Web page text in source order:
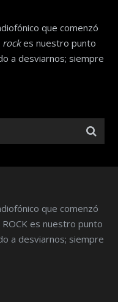
que comenzó
rockes nuestro punto
a desviarnos; siempre
que comenzó
es nuestro punto
a desviarnos; siempre